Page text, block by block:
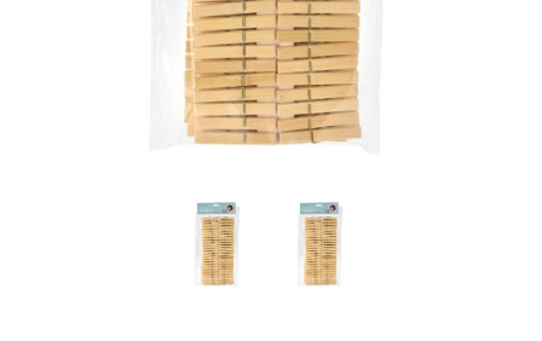
Keramické brusivo
Flex. kotouče
Brusivo na podložce
Diamantové kotouče a oživovací kameny